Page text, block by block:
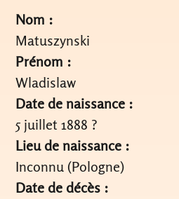
Nom :
Matuszynski
Prénom :
Wladislaw
Date de naissance :
5 juillet 1888 ?
Lieu de naissance :
Inconnu (Pologne)
Date de décès :